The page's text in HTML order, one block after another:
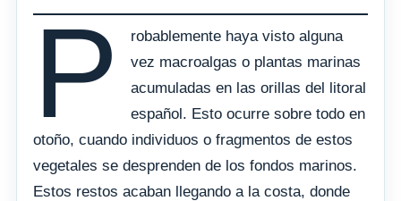
P
robablemente haya visto alguna
vez macroalgas o plantas marinas
acumuladas en las orillas del litoral
español. Esto ocurre sobre todo en
otoño, cuando individuos o fragmentos de estos
vegetales se desprenden de los fondos marinos.
Estos restos acaban llegando a la costa, donde